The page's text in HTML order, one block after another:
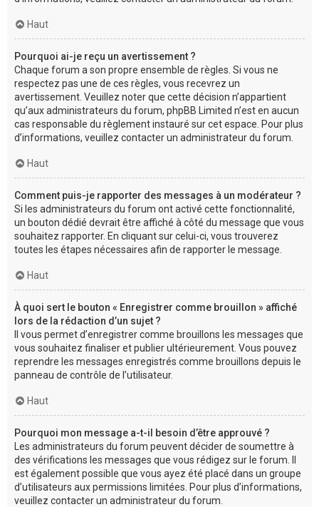
Haut
Pourquoi ai-je reçu un avertissement ?
Chaque forum a son propre ensemble de règles. Si vous ne
respectez pas une de ces règles, vous recevrez un
avertissement. Veuillez noter que cette décision n’appartient
qu’aux administrateurs du forum, phpBB Limited n’est en aucun
cas responsable du règlement instauré sur cet espace. Pour plus
d’informations, veuillez contacter un administrateur du forum.
Haut
Comment puis-je rapporter des messages à un modérateur ?
Si les administrateurs du forum ont activé cette fonctionnalité,
un bouton dédié devrait être affiché à côté du message que vous
souhaitez rapporter. En cliquant sur celui-ci, vous trouverez
toutes les étapes nécessaires afin de rapporter le message.
Haut
À quoi sert le bouton « Enregistrer comme brouillon » affiché
lors de la rédaction d’un sujet ?
Il vous permet d’enregistrer comme brouillons les messages que
vous souhaitez finaliser et publier ultérieurement. Vous pouvez
reprendre les messages enregistrés comme brouillons depuis le
panneau de contrôle de l’utilisateur.
Haut
Pourquoi mon message a-t-il besoin d’être approuvé ?
Les administrateurs du forum peuvent décider de soumettre à
des vérifications les messages que vous rédigez sur le forum. Il
est également possible que vous ayez été placé dans un groupe
d’utilisateurs aux permissions limitées. Pour plus d’informations,
veuillez contacter un administrateur du forum.